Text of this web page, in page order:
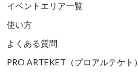
イベントエリア一覧
使い方
よくある質問
PRO ARTEKET（プロアルテケト）